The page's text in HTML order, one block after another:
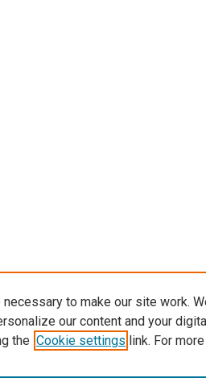
to make our site work.
our content and your
the Cookie settings link. For